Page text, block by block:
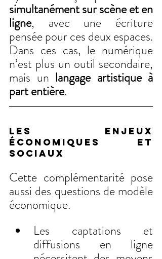
simultanément sur scène et en
ligne, avec une écriture
pensée pour ces deux espaces.
Dans ces cas, le numérique
n’est plus un outil secondaire,
mais un langage artistique à
part entière.
LES ENJEUX
économiques et
sociaux
Cette complémentarité pose
aussi des questions de modèle
économique.
Les captations et
diffusions en ligne